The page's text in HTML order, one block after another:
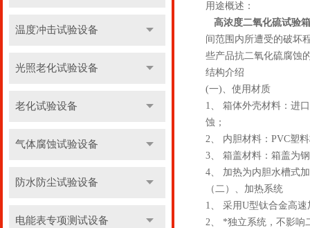
温度冲击试验设备
光照老化试验设备
老化试验设备
气体腐蚀试验设备
防水防尘试验设备
电能表专项测试设备
用途概述：
高浓度二氧化硫试验箱
间范围内所遭受的破坏
些产品抗二氧化硫腐蚀
结构介绍
(一)、使用材质
1、 箱体外壳材料：进
蚀；
2、 内胆材料：PVC塑
3、 箱盖材料：箱盖为
4、 加热为内胆水槽式
（二）、加热系统
1、 采用U型钛合金高
2、 *独立系统，不影响